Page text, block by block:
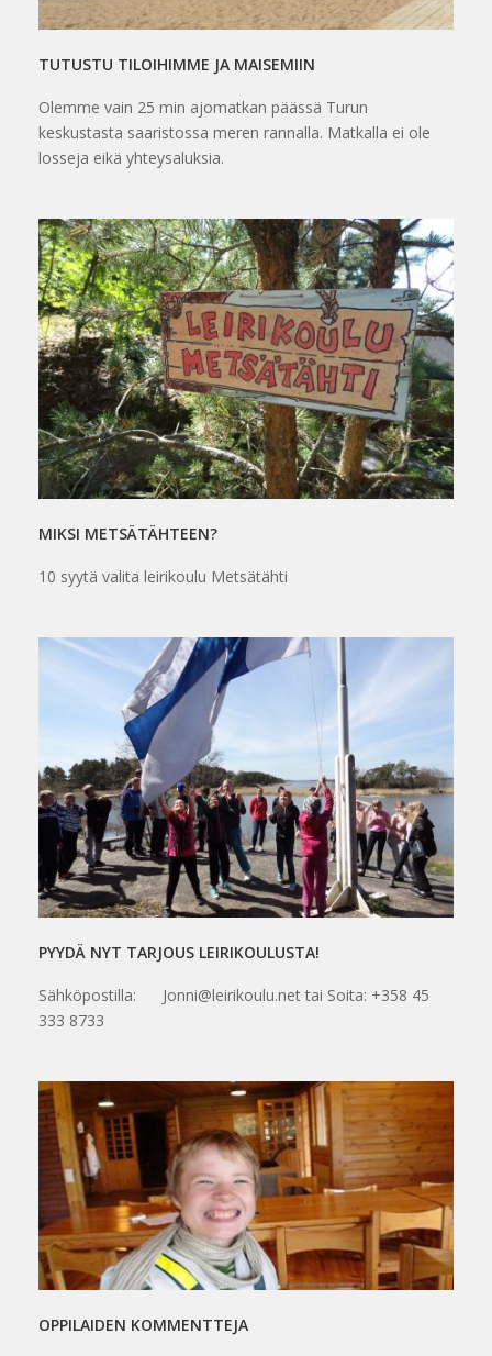
TUTUSTU TILOIHIMME JA MAISEMIIN
Olemme vain 25 min ajomatkan päässä Turun
keskustasta saaristossa meren rannalla. Matkalla ei ole
losseja eikä yhteysaluksia.
MIKSI METSÄTÄHTEEN?
10 syytä valita leirikoulu Metsätähti
PYYDÄ NYT TARJOUS LEIRIKOULUSTA!
Sähköpostilla: Jonni@leirikoulu.net tai Soita: +358 45
333 8733
OPPILAIDEN KOMMENTTEJA